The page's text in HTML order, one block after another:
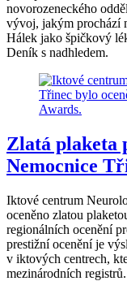
novorozeneckého
vývoj, jakým prochází
Hálek jako špičkový
Deník s nadhledem.
Zlatá plaketa
Nemocnice
Iktové centrum
oceněno zlatou
regionálních ocenění
prestižní ocenění je
v iktových centrech,
mezinárodních registrů.